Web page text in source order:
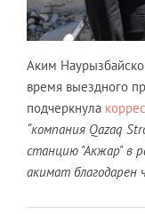
Аким
время выездного
подчеркнула
“компания Qazaq
станцию "Акжар" в
акимат благодарен